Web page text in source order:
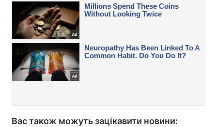
Вас також можуть зацікавити новини: